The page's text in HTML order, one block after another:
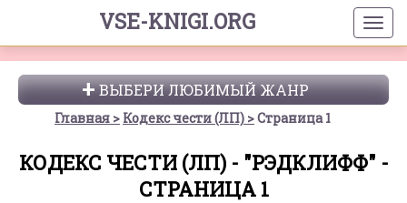
VSE-KNIGI.ORG
ВЫБЕРИ ЛЮБИМЫЙ ЖАНР
Главная Кодекс чести (ЛП) Страница 1
КОДЕКС ЧЕСТИ (ЛП) - "РЭДКЛИФФ" -
СТРАНИЦА 1